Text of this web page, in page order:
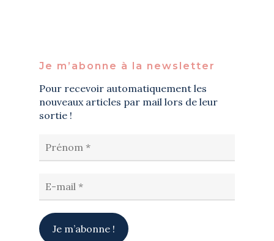
Je m’abonne à la newsletter
Pour recevoir automatiquement les
nouveaux articles par mail lors de leur
sortie !